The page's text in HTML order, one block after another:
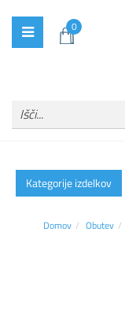
0
Kategorije izdelkov
Domov Obutev